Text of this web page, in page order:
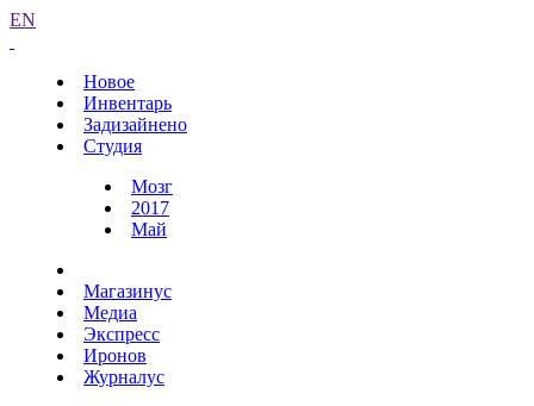
EN
Новое
Инвентарь
Задизайнено
Студия
Мозг
2017
Май
Магазинус
Медиа
Экспресс
Иронов
Журналус